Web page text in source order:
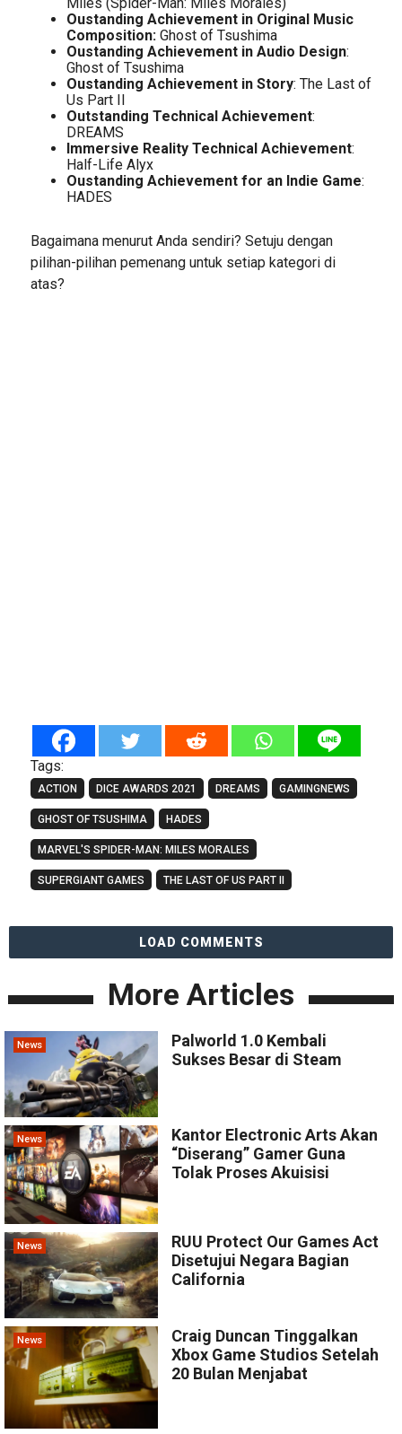
Oustanding Achievement in Original Music
Composition:Ghost of Tsushima
Oustanding Achievement in Audio Design:
Ghost of Tsushima
Oustanding Achievement in Story: The Last of
Us Part II
Outstanding Technical Achievement:
DREAMS
Immersive Reality Technical Achievement:
Half-Life Alyx
Oustanding Achievement for an Indie Game:
HADES
Bagaimana menurut Anda sendiri? Setuju dengan
pilihan-pilihan pemenang untuk setiap kategori di
atas?
Tags:
ACTION DICE AWARDS 2021 DREAMS GAMINGNEWS
GHOST OF TSUSHIMA HADES
MARVEL'S SPIDER-MAN: MILES MORALES
SUPERGIANT GAMES THE LAST OF US PART II
LOAD COMMENTS
More Articles
News
Palworld 1.0 Kembali
Sukses Besar di Steam
News
Kantor Electronic Arts Akan
“Diserang” Gamer Guna
Tolak Proses Akuisisi
News
RUU Protect Our Games Act
Disetujui Negara Bagian
California
News
Craig Duncan Tinggalkan
Xbox Game Studios Setelah
20 Bulan Menjabat